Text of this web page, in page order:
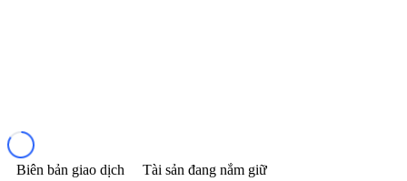
Biên bản giao dịch
Tài sản đang nắm giữ